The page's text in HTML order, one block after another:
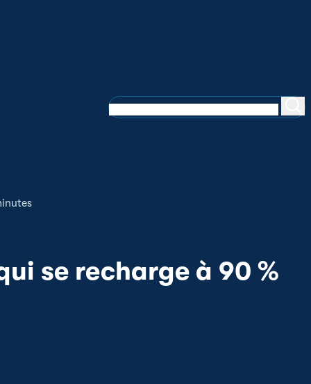
se recharge à 90 %